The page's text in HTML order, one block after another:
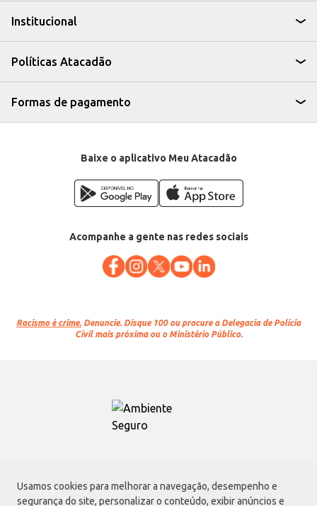
Usamos cookies para melhorar a navegação, desempenho e
segurança do site, personalizar o conteúdo, exibir anúncios e
Institucional
Políticas Atacadão
Formas de pagamento
Baixe o aplicativo Meu Atacadão
Acompanhe a gente nas redes sociais
Racismo é crime. Denuncie. Disque 100 ou procure a Delegacia de Polícia
Civil mais próxima ou o Ministério Público.
Avenida Morvan Dias de Figueiredo, 6169, Vila Maria, São Paulo - SP | CEP
02170-901 | CNPJ: 75.315.333/0001-09